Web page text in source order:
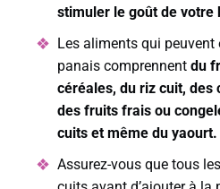
stimuler le goût de votre
Les aliments qui peuvent
panais comprennent du
céréales, du riz cuit, des
des fruits frais ou
cuits et même du yaourt.
Assurez-vous que tous